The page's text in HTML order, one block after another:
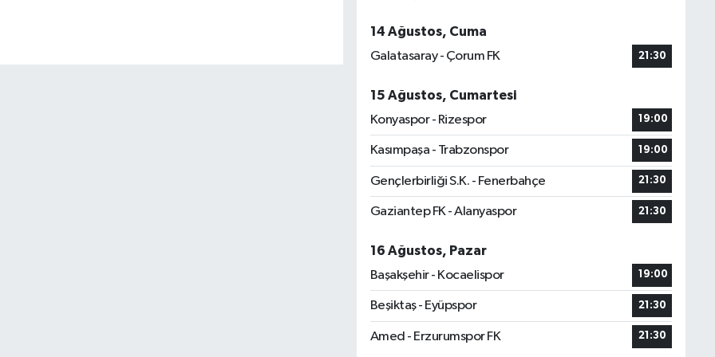
14 Ağustos, Cuma
Galatasaray - Çorum FK
21:30
15 Ağustos, Cumartesi
Konyaspor - Rizespor
19:00
Kasımpaşa - Trabzonspor 19:00
Gençlerbirliği S.K. - Fenerbahçe 21:30
Gaziantep FK - Alanyaspor 21:30
16 Ağustos, Pazar
Başakşehir - Kocaelispor
19:00
Beşiktaş - Eyüpspor 21:30
Amed - Erzurumspor FK 21:30